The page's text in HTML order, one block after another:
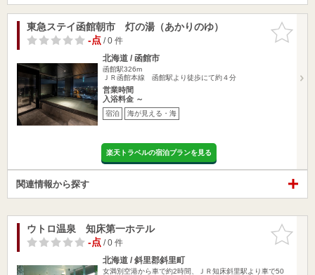
お気に入
りに追加
東急ステイ函館朝市 灯の湯（あかりのゆ）
-点/ 0 件
北海道 / 函館市
函館駅326m
ＪＲ函館本線 函館駅より徒歩にて約４分
営業時間
入浴料金 ～
宿泊 海が見える・海
楽天トラベルの宿泊プランを見る
関連情報から探す
お気に入
りに追加
ウトロ温泉 知床第一ホテル
-点/ 0 件
北海道 / 斜里郡斜里町
女満別空港から車で約2時間、ＪＲ知床斜里駅より車で50